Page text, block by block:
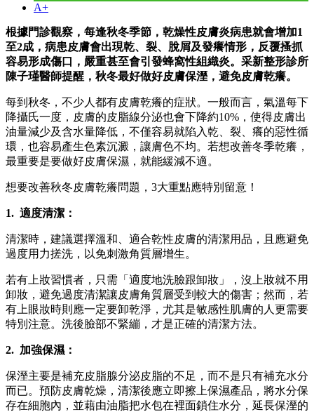
A+
根據門診觀察，每逢秋冬季節，乾燥性皮膚炎病患就會增加1
至2成，病患皮膚會出現乾、裂、脫屑及發癢情形，反覆搔抓
容易形成傷口，嚴重甚至會引發蜂窩性組織炎。采新整形診所
陳子瑾醫師提醒，秋冬最好做好皮膚保溼，避免皮膚乾癢。
每到秋冬，不少人都有皮膚乾癢的症狀。一般而言，氣溫每下
降攝氏一度，皮膚的皮脂線分泌也會下降約10%，使得皮膚出
油量減少及含水量降低，不僅容易就陷入乾、裂、癢的惡性循
環，也容易產生色素沉澱，讓膚色不均。若想改善冬季乾癢，
最重要是要做好皮膚保濕，就能緩減不適。
想要改善秋冬皮膚乾癢問題，3大重點應特別留意！
1. 適度清潔：
清潔時，建議選擇溫和、適合乾性皮膚的清潔用品，且應避免
過度用力搓洗，以免刺激角質層增生。
若有上妝習慣者，只需「適度地洗臉跟卸妝」，沒上妝就不用
卸妝，避免過度清潔讓皮膚角質層受到較大的傷害；然而，若
有上眼妝時則應一定要卸乾淨，尤其是敏感性肌膚的人更需要
特別注意。洗後臉部不緊繃，才是正確的清潔方法。
2. 加強保濕：
保溼主要是補充皮脂腺分泌皮脂的不足，而不是只有補充水分
而已。預防皮膚乾燥，清潔後應立即擦上保濕產品，將水分保
存在細胞內，並藉由油脂把水包在裡面鎖住水分，延長保溼的